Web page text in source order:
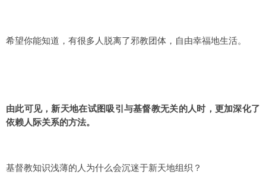
希望你能知道，有很多人脱离了邪教团体，自由幸福地生活。
由此可见，新天地在试图吸引与基督教无关的人时，更加深化了
依赖人际关系的方法。
基督教知识浅薄的人为什么会沉迷于新天地组织？